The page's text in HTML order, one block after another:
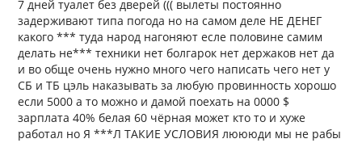
7 дней туалет без дверей ((( вылеты постоянно
задерживают типа погода но на самом деле НЕ ДЕНЕГ
какого *** туда народ нагоняют есле половине самим
делать не*** техники нет болгарок нет держаков нет да
и во обще очень нужно много чего написать чего нет у
СБ и ТБ цэль наказывать за любую провинность хорошо
если 5000 а то можно и дамой поехать на 0000 $
зарплата 40% белая 60 чёрная может кто то и хуже
работал но Я ***Л ТАКИЕ УСЛОВИЯ люююди мы не рабы